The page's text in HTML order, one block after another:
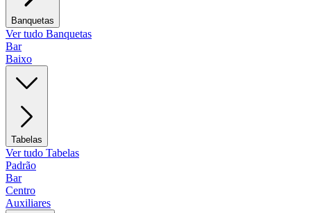
Banquetas
Ver tudo Banquetas
Bar
Baixo
Tabelas
Ver tudo Tabelas
Padrão
Bar
Centro
Auxiliares